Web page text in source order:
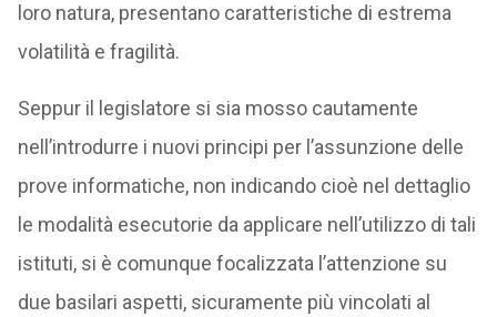
loro natura, presentano caratteristiche di estrema
volatilità e fragilità.
Seppur il legislatore si sia mosso cautamente
nell’introdurre i nuovi principi per l’assunzione delle
prove informatiche, non indicando cioè nel dettaglio
le modalità esecutorie da applicare nell’utilizzo di tali
istituti, si è comunque focalizzata l’attenzione su
due basilari aspetti, sicuramente più vincolati al